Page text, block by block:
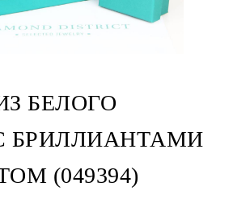
БЕЛОГО
БРИЛЛИАНТАМИ
(049394)